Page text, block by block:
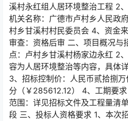
溪村永红组人居环境整治工程 2
机关名称：广德市卢村乡人民政
村乡甘溪村村民委员会 4、资金
审查：资格后审 二、项目概况与
点：卢村乡甘溪村杨家边永红 2
容为人居环境整治等内容，具体
3、招标控制价：人民币贰拾捌
分（￥285612.12） 4、工期要
范围：详见招标文件及工程量清
段 三、投标人资格要求 1、本次